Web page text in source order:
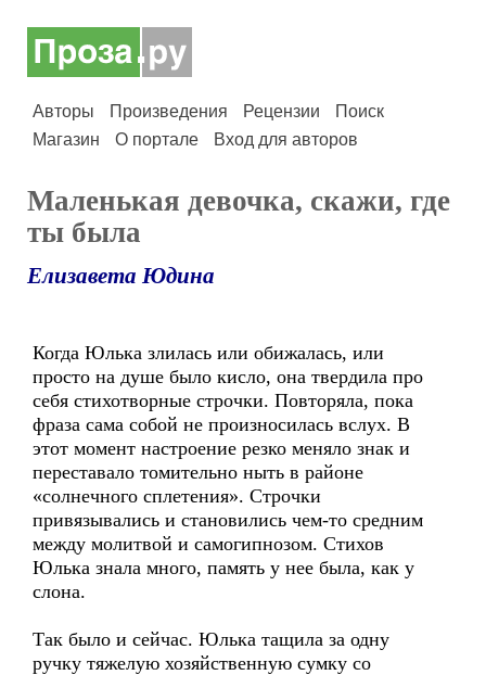
Авторы Произведения Рецензии
Поиск
Магазин
О портале Вход для авторов
Маленькая девочка, скажи, где
ты была
Елизавета Юдина
Когда Юлька злилась или обижалась, или
просто на душе было кисло, она твердила про
себя стихотворные строчки. Повторяла, пока
фраза сама собой не произносилась вслух. В
этот момент настроение резко меняло знак и
переставало томительно ныть в районе
«солнечного сплетения». Строчки
привязывались и становились чем-то средним
между молитвой и самогипнозом. Стихов
Юлька знала много, память у нее была, как у
слона.
Так было и сейчас. Юлька тащила за одну
ручку тяжелую хозяйственную сумку со